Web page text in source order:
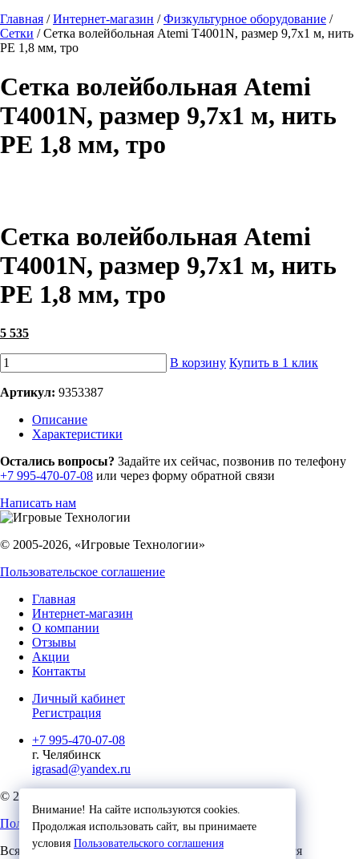
Главная /Интернет-магазин /Физкультурное оборудование /
Сетки /Сетка волейбольная Atemi T4001N, размер 9,7х1 м, нить
РЕ 1,8 мм, тро
Сетка волейбольная Atemi
T4001N, размер 9,7х1 м, нить
РЕ 1,8 мм, тро
Сетка волейбольная Atemi
T4001N, размер 9,7х1 м, нить
РЕ 1,8 мм, тро
5 535
В корзину Купить в 1 клик
Артикул: 9353387
Описание
Характеристики
Внимание! На сайте используются cookies.
Продолжая использовать сайт, вы принимаете
условия Пользовательского соглашения
Остались вопросы? Задайте их сейчас, позвонив по телефону
+7 995-470-07-08 или через форму обратной связи
Написать нам
© 2005-2026, «Игровые Технологии»
Пользовательское соглашение
Главная
Интернет-магазин
О компании
Отзывы
Акции
Контакты
Личный кабинет
Регистрация
+7 995-470-07-08
г. Челябинск
igrasad@yandex.ru
© 2023, Игровые Технологии
Пользовательское соглашение
Вся представленная на сайте информация, касающаяся